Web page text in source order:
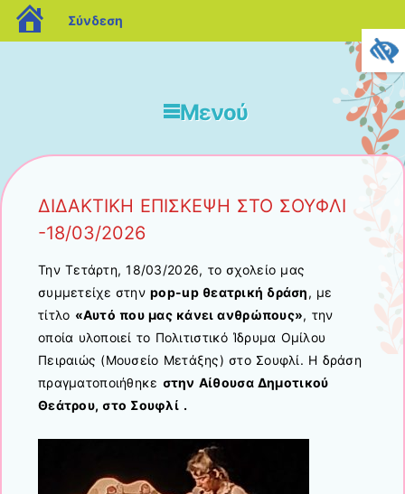
Μενού
ΔΙΔΑΚΤΙΚΗ ΕΠΙΣΚΕΨΗ ΣΤΟ ΣΟΥΦΛΙ
-18/03/2026
Την Τετάρτη, 18/03/2026, το σχολείο μας
συμμετείχε στηνpop-up θεατρική δράση, με
τίτλο «Αυτό που μας κάνει ανθρώπους», την
οποία υλοποιεί το Πολιτιστικό Ίδρυμα Ομίλου
Πειραιώς (Μουσείο Μετάξης) στο Σουφλί. Η δράση
πραγματοποιήθηκε στην Αίθουσα Δημοτικού
Θεάτρου, στο Σουφλί .
blogs.sch.gr
Σύνδεση